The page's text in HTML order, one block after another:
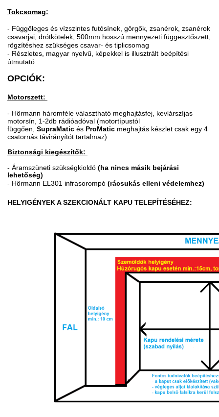
Tokcsomag:
- Függőleges és vízszintes futósínek, görgők, zsanérok, zsanérok
csavarjai, drótkötelek, 500mm hosszú mennyezeti függesztőszett,
rögzítéshez szükséges csavar- és tiplicsomag
- Részletes, magyar nyelvű, képekkel is illusztrált beépítési
útmutató
OPCIÓK:
Motorszett:
- Hörmann háromféle választható meghajtásfej, kevlárszíjas
motorsín, 1-2db rádióadóval (motortípustól
függően, SupraMatic és ProMatic meghajtás készlet csak egy 4
csatornás távirányítót tartalmaz)
Biztonsági kiegészítők:
- Áramszüneti szükségkioldó (ha nincs másik bejárási
lehetőség)
- Hörmann EL301 infrasorompó (rácsukás elleni védelemhez)
HELYIGÉNYEK A SZEKCIONÁLT KAPU TELEPÍTÉSÉHEZ: